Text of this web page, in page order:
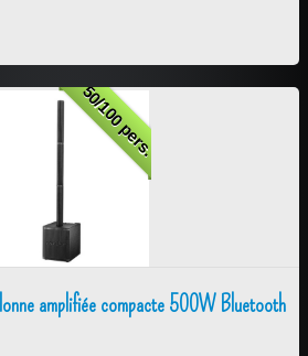
50/100 pers.
amplifiée compacte 500W Bluetooth